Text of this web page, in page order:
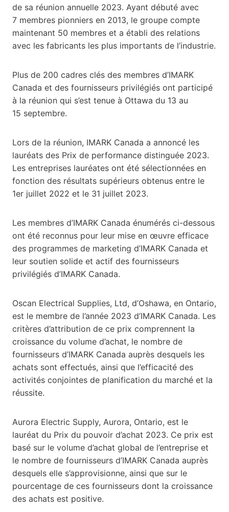
de sa réunion annuelle 2023. Ayant débuté avec
7 membres pionniers en 2013, le groupe compte
maintenant 50 membres et a établi des relations
avec les fabricants les plus importants de l’industrie.
Plus de 200 cadres clés des membres d’IMARK
Canada et des fournisseurs privilégiés ont participé
à la réunion qui s’est tenue à Ottawa du 13 au
15 septembre.
Lors de la réunion, IMARK Canada a annoncé les
lauréats des Prix de performance distinguée 2023.
Les entreprises lauréates ont été sélectionnées en
fonction des résultats supérieurs obtenus entre le
1er juillet 2022 et le 31 juillet 2023.
Les membres d’IMARK Canada énumérés ci-dessous
ont été reconnus pour leur mise en œuvre efficace
des programmes de marketing d’IMARK Canada et
leur soutien solide et actif des fournisseurs
privilégiés d’IMARK Canada.
Oscan Electrical Supplies, Ltd, d’Oshawa, en Ontario,
est le membre de l’année 2023 d’IMARK Canada. Les
critères d’attribution de ce prix comprennent la
croissance du volume d’achat, le nombre de
fournisseurs d’IMARK Canada auprès desquels les
achats sont effectués, ainsi que l’efficacité des
activités conjointes de planification du marché et la
réussite.
Aurora Electric Supply, Aurora, Ontario, est le
lauréat du Prix du pouvoir d’achat 2023. Ce prix est
basé sur le volume d’achat global de l’entreprise et
le nombre de fournisseurs d’IMARK Canada auprès
desquels elle s’approvisionne, ainsi que sur le
pourcentage de ces fournisseurs dont la croissance
des achats est positive.